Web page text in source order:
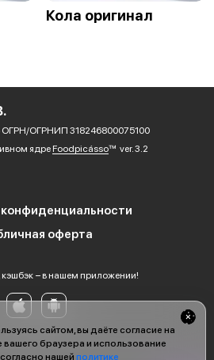
сайтом, вы даёте согласие на
браузера и использование
нашей политике
Кола оригинал
ОГРН/ОГРНИП 318246800075100
ядре Foodpicássover. 3.2
оферта
кэшбэк − в нашем приложении!